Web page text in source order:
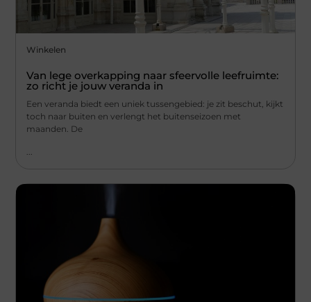
Winkelen
Van lege overkapping naar sfeervolle leefruimte:
zo richt je jouw veranda in
Een veranda biedt een uniek tussengebied: je zit beschut, kijkt
toch naar buiten en verlengt het buitenseizoen met
maanden. De